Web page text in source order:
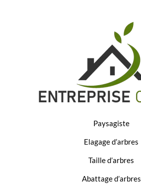
Paysagiste
Elagage d’arbres
Taille d’arbres
Abattage d’arbres